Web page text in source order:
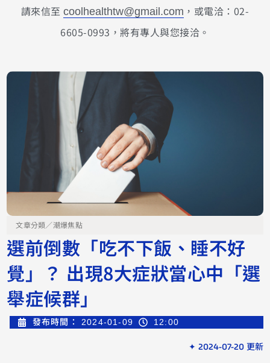
請來信至coolhealthtw@gmail.com ，或電洽：02-
6605-0993，將有專人與您接洽。
文章分類／潮爆焦點
選前倒數「吃不下飯、睡不好
覺」？ 出現8大症狀當心中「選
舉症候群」
發布時間： 2024-01-09 12:00
✦ 2024-07-20 更新